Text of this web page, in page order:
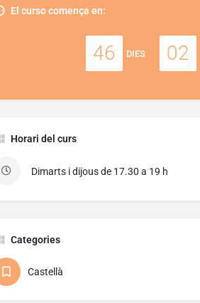
El curso comença en:
46 DIES 02
Horari del curs
Dimarts i dijous de 17.30 a 19 h
Categories
Castellà